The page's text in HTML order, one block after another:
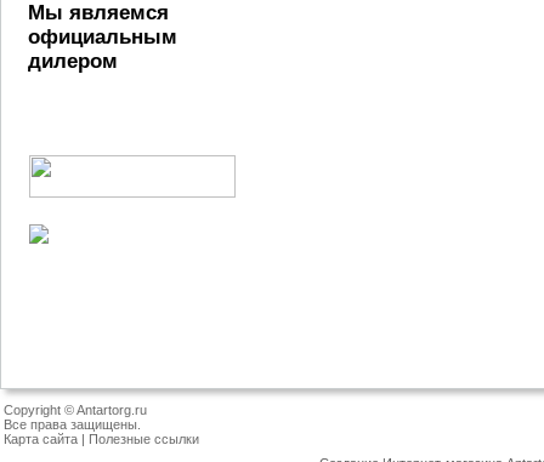
Мы являемся
официальным
дилером
Copyright © Antartorg.ru
Все права защищены.
Карта сайта | Полезные ссылки